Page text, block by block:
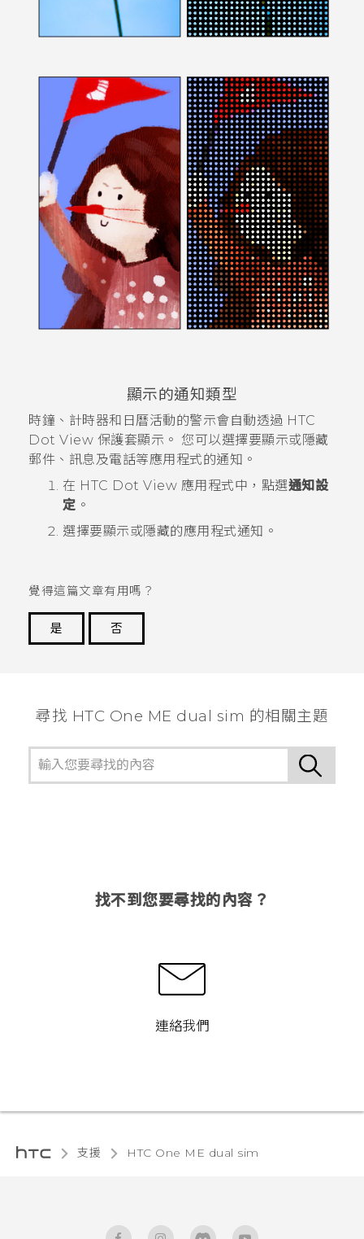
顯示的通知類型
時鐘、計時器和日曆活動的警示會自動透過 HTC
Dot View 保護套顯示。 您可以選擇要顯示或隱藏
郵件 、 訊息及電話等應用程式的通知。
在 HTC Dot View 應用程式中，點選通知設
定 。
選擇要顯示或隱藏的應用程式通知。
覺得這篇文章有用嗎？
是
否
尋找 HTC One ME dual sim 的相關主題
找不到您要尋找的內容？
連絡我們
支援 HTC One ME dual sim‎